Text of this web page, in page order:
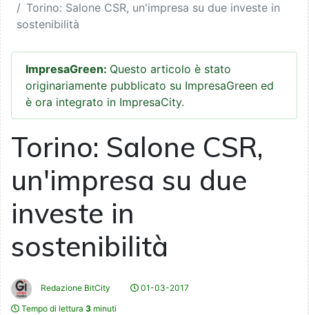
Torino: Salone CSR, un'impresa su due investe in
sostenibilità
ImpresaGreen: Questo articolo è stato
originariamente pubblicato su ImpresaGreen ed
è ora integrato in ImpresaCity.
Torino: Salone CSR,
un'impresa su due
investe in
sostenibilità
Redazione BitCity
01-03-2017
Tempo di lettura 3 minuti